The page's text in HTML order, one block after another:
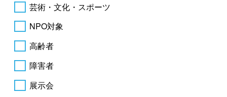
芸術・文化・スポーツ
NPO対象
高齢者
障害者
展示会